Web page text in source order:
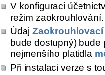
V konfiguraci
režim zaokrouhlování.
Údaj
bude dostupný) bude
nejmenšího platidla
Při instalaci verze s